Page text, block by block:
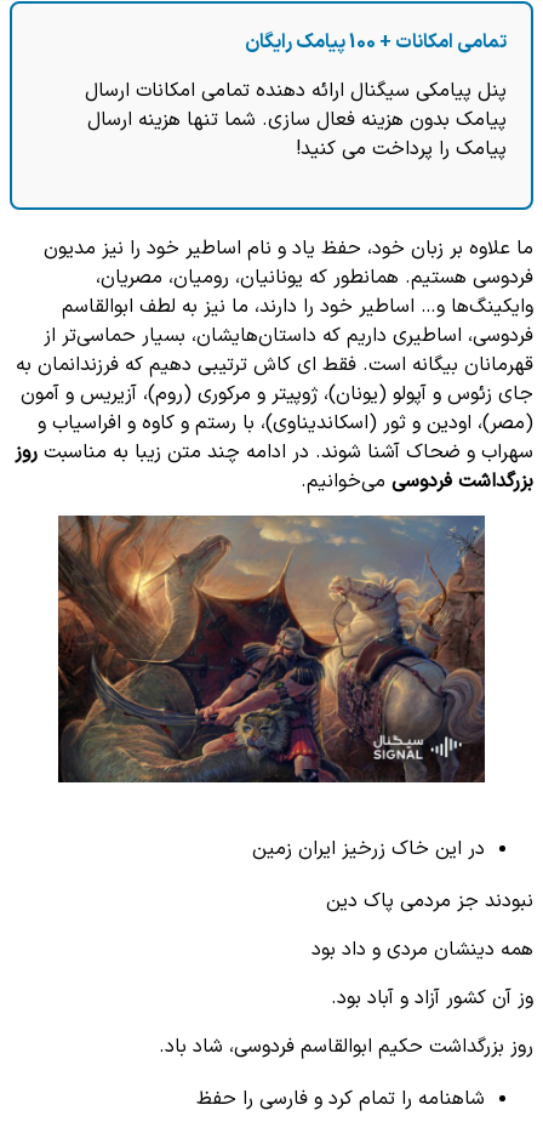
تمامی امکانات + 100 پیامک رایگان
پنل پیامکی سیگنال ارائه دهنده تمامی امکانات ارسال
پیامک بدون هزینه فعال سازی. شما تنها هزینه ارسال
پیامک را پرداخت می کنید!
ما علاوه بر زبان خود، حفظ یاد و نام اساطیر خود را نیز مدیون
فردوسی هستیم. همانطور که یونانیان، رومیان، مصریان،
وایکینگ‌ها و… اساطیر خود را دارند، ما نیز به لطف ابوالقاسم
فردوسی، اساطیری داریم که داستان‌هایشان، بسیار حماسی‌تر از
قهرمانان بیگانه است. فقط ای کاش ترتیبی دهیم که فرزندانمان به
جای زئوس و آپولو (یونان)، ژوپیتر و مرکوری (روم)، آزیریس و آمون
(مصر)، اودین و ثور (اسکاندیناوی)، با رستم و کاوه و افراسیاب و
سهراب و ضحاک آشنا شوند. در ادامه چند متن زیبا به مناسبت روز
بزرگداشت فردوسی می‌خوانیم.
در این خاک زرخیز ایران زمین
نبودند جز مردمی پاک دین
همه دینشان مردی و داد بود
وز آن کشور آزاد و آباد بود.
روز بزرگداشت حکیم ابوالقاسم فردوسی، شاد باد.
شاهنامه را تمام کرد و فارسی را حفظ